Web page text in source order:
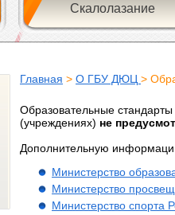
Скалолазание
Главная > О ГБУ ДЮЦ >
Образовательные
(учреждениях) не
Дополнительную
Министерство
Министерство
Министерство спорта